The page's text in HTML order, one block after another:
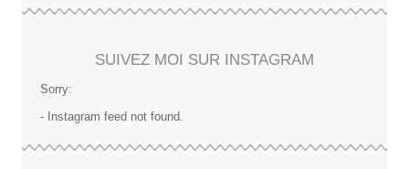
SUIVEZ MOI SUR INSTAGRAM
Sorry:
- Instagram feed not found.